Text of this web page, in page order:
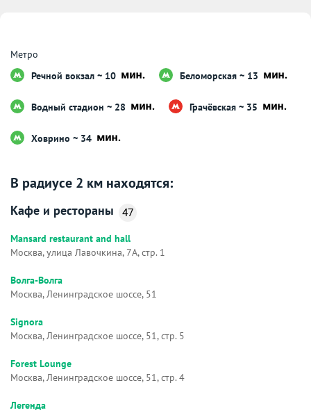
Метро
Речной вокзал ~ 10
Беломорская ~ 13
Водный стадион ~ 28 Грачёвская ~ 35
Ховрино ~ 34
В радиусе 2 км находятся:
Кафе и рестораны 47
Mansard restaurant and hall
Москва, улица Лавочкина, 7А, стр. 1
Волга-Волга
Москва, Ленинградское шоссе, 51
Signora
Москва, Ленинградское шоссе, 51, стр. 5
Forest Lounge
Москва, Ленинградское шоссе, 51, стр. 4
Легенда